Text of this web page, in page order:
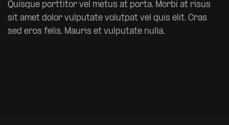
Quisque porttitor vel metus at porta. Morbi at risus
sit amet dolor vulputate volutpat vel quis elit. Cras
sed eros felis. Mauris et vulputate nulla.